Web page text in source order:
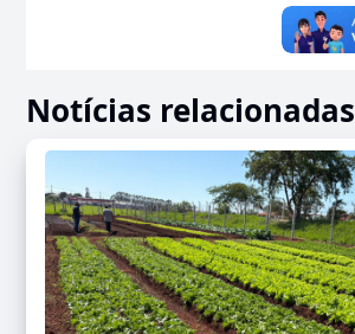
Notícias relacionadas